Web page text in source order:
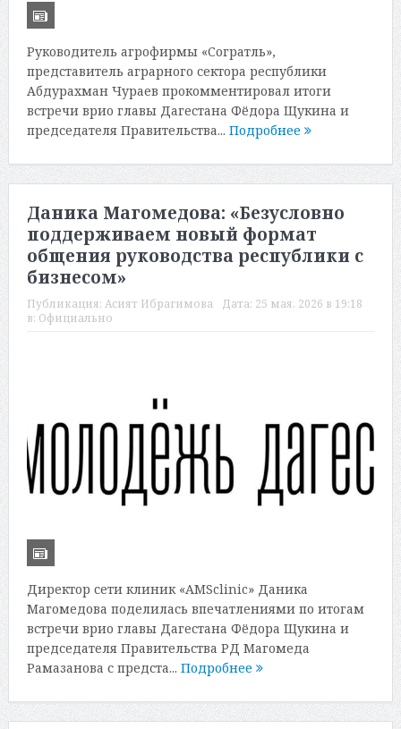
Руководитель агрофирмы «Согратль»,
представитель аграрного сектора республики
Абдурахман Чураев прокомментировал итоги
встречи врио главы Дагестана Фёдора Щукина и
председателя Правительства... Подробнее
Даника Магомедова: «Безусловно
поддерживаем новый формат
общения руководства республики с
бизнесом»
Публикация: Асият Ибрагимова Дата: 25 мая, 2026 в 19:18
в: Официально
Директор сети клиник «AMSclinic» Даника
Магомедова поделилась впечатлениями по итогам
встречи врио главы Дагестана Фёдора Щукина и
председателя Правительства РД Магомеда
Рамазанова с предста... Подробнее